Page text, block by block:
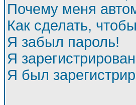
Почему меня
Как сделать,
Я забыл пароль!
Я
Я был